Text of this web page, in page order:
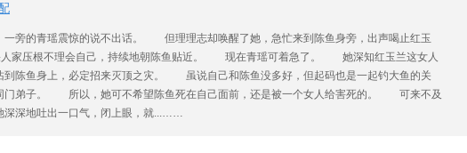
的青瑶震惊的说不出话。 但理理志却唤醒了她，急忙来到陈鱼身旁，出声喝止红玉
压根不理会自己，持续地朝陈鱼贴近。 现在青瑶可着急了。 她深知红玉兰这女人
陈鱼身上，必定招来灭顶之灾。 虽说自己和陈鱼没多好，但起码也是一起钓大鱼的关
弟子。 所以，她可不希望陈鱼死在自己面前，还是被一个女人给害死的。 可来不及
深地吐出一口气，闭上眼，就...……